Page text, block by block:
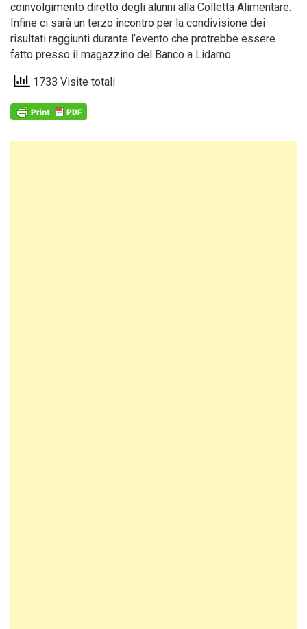
coinvolgimento diretto degli alunni alla Colletta Alimentare.
Infine ci sarà un terzo incontro per la condivisione dei
risultati raggiunti durante l’evento che protrebbe essere
fatto presso il magazzino del Banco a Lidarno.
1733 Visite totali